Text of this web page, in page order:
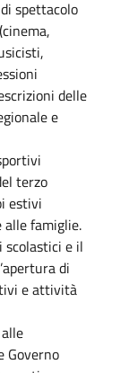
spettacolo
delle
e
terzo
estivi
famiglie.
e il
di
e attività
Governo